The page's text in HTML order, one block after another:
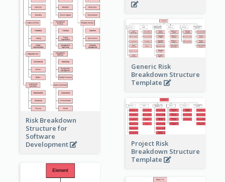
Risk Breakdown
Structure for
Software
Development
Generic Risk
Breakdown Structure
Template
Project Risk
Breakdown Structure
Template